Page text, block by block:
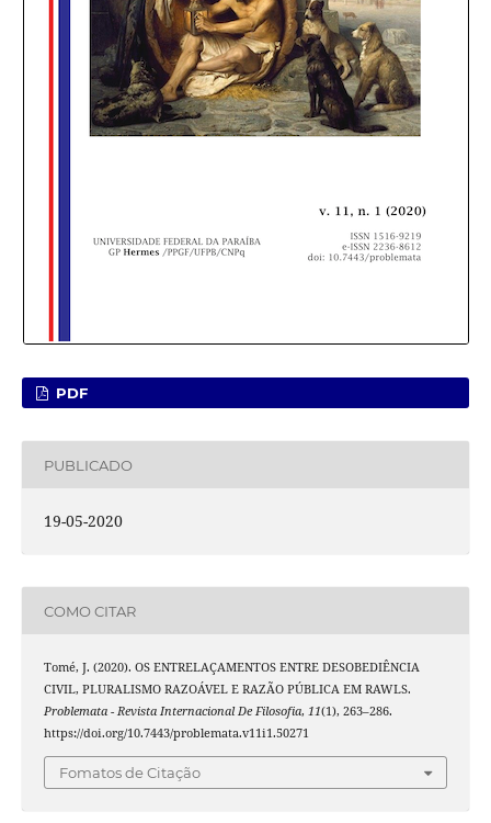
PDF
PUBLICADO
19-05-2020
COMO CITAR
Tomé, J. (2020). OS ENTRELAÇAMENTOS ENTRE DESOBEDIÊNCIA
CIVIL, PLURALISMO RAZOÁVEL E RAZÃO PÚBLICA EM RAWLS.
Problemata - Revista Internacional De Filosofia, 11(1), 263–286.
https://doi.org/10.7443/problemata.v11i1.50271
Fomatos de Citação